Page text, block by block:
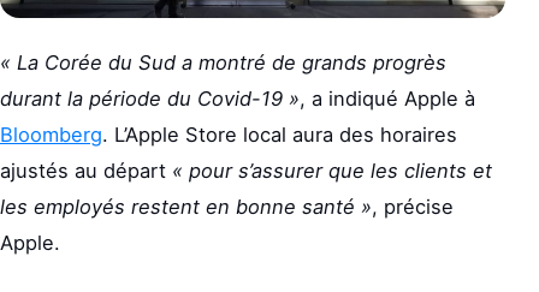
« La Corée du Sud a montré de grands progrès
durant la période du Covid-19 », a indiqué Apple à
Bloomberg. L’Apple Store local aura des horaires
ajustés au départ « pour s’assurer que les clients et
les employés restent en bonne santé », précise
Apple.